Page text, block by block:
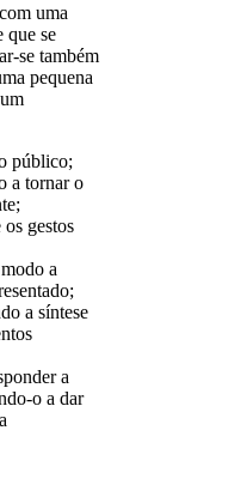
uma
que se
se também
pequena
público;
a tornar o
gestos
a
a síntese
a
o a dar